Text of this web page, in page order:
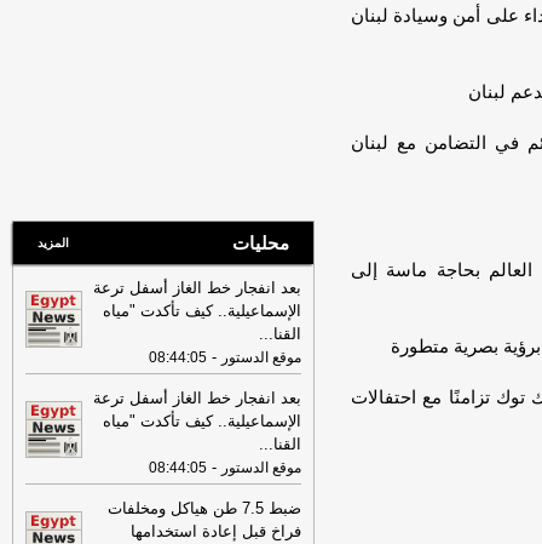
على أمن وسيادة لبنان
لبنان
في التضامن مع لبنان
العالم بحاجة ماسة إلى
بصرية متطورة
تزامنًا مع احتفالات
07:59
عناوين الصحف المصرية ليوم
الخميس 06-08-2026
08:18
عناوين الصحف المصرية ليوم
الأربعاء 05-08-2026
19:31
المواطنين بزعم استثمار أموالهم في
17:53
18 مصابًا في حادث تصادم
ميكروباص وتريلا على الطريق الدولي
ببورسعيد-موقع الدستور
08:32
عناوين الصحف المصرية ليوم
االثلاثاء 04-08-2026
-
محليات المزيد
بعد انفجار خط الغاز أسفل ترعة
الإسماعيلية.. كيف تأكدت "مياه
القنا...
موقع الدستور -
08:44:05
بعد انفجار خط الغاز أسفل ترعة
الإسماعيلية.. كيف تأكدت "مياه
القنا...
موقع الدستور -
08:44:05
ضبط 7.5 طن هياكل ومخلفات
فراخ قبل إعادة استخدامها